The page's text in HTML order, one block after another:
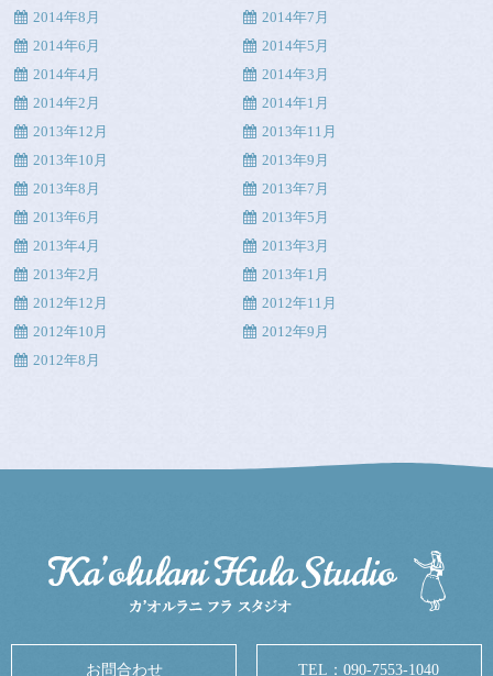
2014年8月
2014年7月
2014年6月
2014年5月
2014年4月
2014年3月
2014年2月
2014年1月
2013年12月
2013年11月
2013年10月
2013年9月
2013年8月
2013年7月
2013年6月
2013年5月
2013年4月
2013年3月
2013年2月
2013年1月
2012年12月
2012年11月
2012年10月
2012年9月
2012年8月
お問合わせ TEL：090-7553-1040